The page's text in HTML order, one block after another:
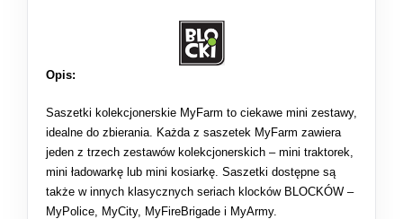
Opis:
Saszetki kolekcjonerskie MyFarm to ciekawe mini zestawy,
idealne do zbierania. Każda z saszetek MyFarm zawiera
jeden z trzech zestawów kolekcjonerskich – mini traktorek,
mini ładowarkę lub mini kosiarkę. Saszetki dostępne są
także w innych klasycznych seriach klocków BLOCKÓW –
MyPolice, MyCity, MyFireBrigade i MyArmy.